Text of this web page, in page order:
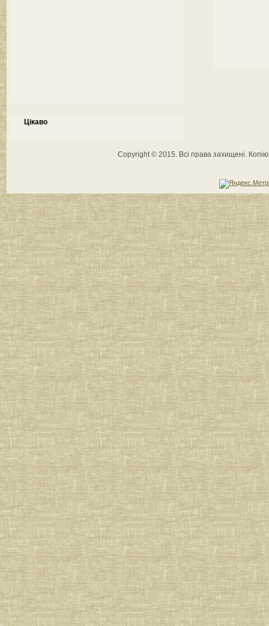
Цікаво
Copyright © 2015. Всі права захищені.